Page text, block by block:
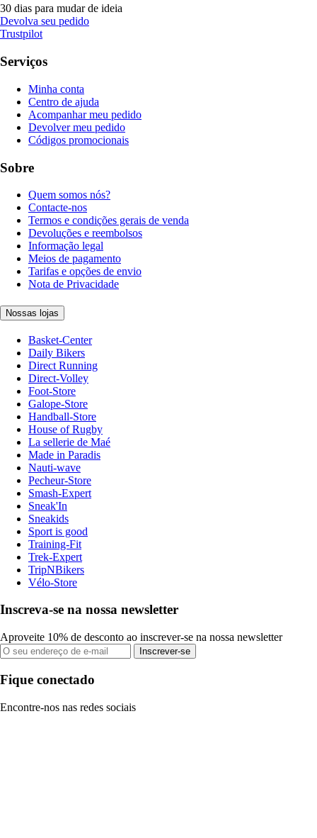
30 dias para mudar de ideia
Devolva seu pedido
Trustpilot
Serviços
Minha conta
Centro de ajuda
Acompanhar meu pedido
Devolver meu pedido
Códigos promocionais
Sobre
Quem somos nós?
Contacte-nos
Termos e condições gerais de venda
Devoluções e reembolsos
Informação legal
Meios de pagamento
Tarifas e opções de envio
Nota de Privacidade
Nossas lojas
Basket-Center
Daily Bikers
Direct Running
Direct-Volley
Foot-Store
Galope-Store
Handball-Store
House of Rugby
La sellerie de Maé
Made in Paradis
Nauti-wave
Pecheur-Store
Smash-Expert
Sneak'In
Sneakids
Sport is good
Training-Fit
Trek-Expert
TripNBikers
Vélo-Store
Inscreva-se na nossa newsletter
Aproveite 10% de desconto ao inscrever-se na nossa newsletter
Inscrever-se
Fique conectado
Encontre-nos nas redes sociais